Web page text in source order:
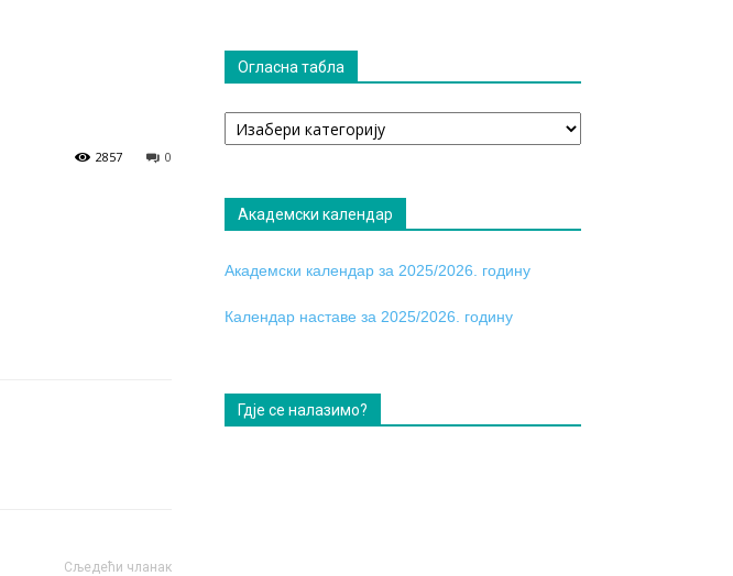
0
2857
Сљедећи чланак
Огласна табла
Огласна
табла
Академски календар
Академски календар за 2025/2026. годину
Календар наставе за 2025/2026. годину
Гдје се налазимо?